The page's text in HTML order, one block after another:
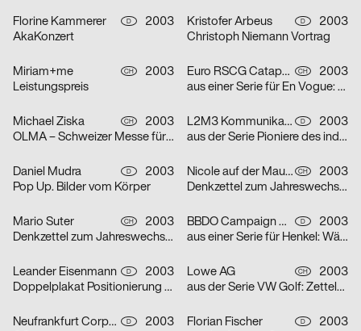
Florine Kammerer D
2003
AkaKonzert
Kristofer Arbeus D
2003
Christoph Niemann Vortrag
Miriam+me CH
2003
Leistungspreis
Euro RSCG Catapult AG Switzerland CH
2003
aus einer Serie für En Vogue: Fisch
Michael Ziska CH
2003
OLMA – Schweizer Messe für Land- und Milchwirtschaft 2003
L2M3 Kommunikationsdesign D
2003
aus der Serie Pioniere des industriellen Designs am Bodensee: Champs
Daniel Mudra D
2003
Pop Up. Bilder vom Körper
Nicole auf der Mauer CH
2003
Denkzettel zum Jahreswechsel: Mädchen
Mario Suter CH
2003
Denkzettel zum Jahreswechsel: Öl
BBDO Campaign GmbH Düsseldorf D
2003
aus einer Serie für Henkel: Wäscheklammern
Leander Eisenmann D
2003
Doppelplakat Positionierung – Design und Architektur, von der Ausbildung zum Beruf?
Lowe AG CH
2003
aus der Serie VW Golf: Zettelplakat
Neufrankfurt Corporate Design GmbH D
2003
Florian Fischer D
2003